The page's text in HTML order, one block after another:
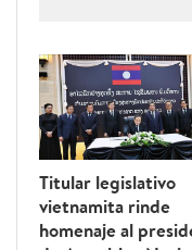
agosto, por
general de
Titular legislativo
vietnamita rinde
homenaje al